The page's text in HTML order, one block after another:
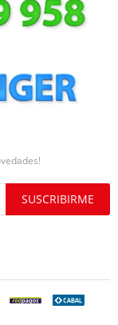
SUSCRIBIRME